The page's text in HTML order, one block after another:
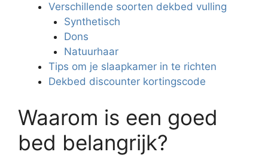
Verschillende soorten dekbed vulling
Synthetisch
Dons
Natuurhaar
Tips om je slaapkamer in te richten
Dekbed discounter kortingscode
Waarom is een goed
bed belangrijk?